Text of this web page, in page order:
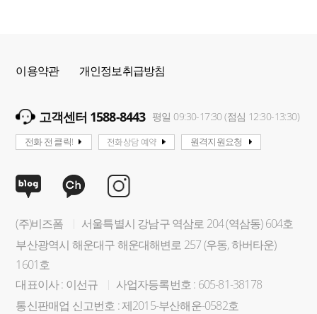
이용약관 개인정보취급방침
고객센터 1588-8443 평일 09:30-17:30 (점심 12:30-13:30)
전화 전 클릭! 전화상담 예약 원격지원요청
(주)비즈폼
서울특별시 강남구 역삼로 204 (역삼동) 604호
부산광역시 해운대구 해운대해변로 257 (우동, 하버타운)
1601호
대표이사 : 이선규
사업자등록번호 : 605-81-38178
통신판매업 신고번호 : 제2015-부산해운-0582호